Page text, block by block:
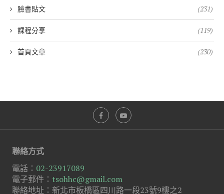
臉書貼文 (231)
課程分享 (119)
首頁文章 (230)
聯絡方式
電話： 02-23917089
電子郵件： tsohhc@gmail.com
聯絡地址：新北市板橋區四川路一段23號9樓之2